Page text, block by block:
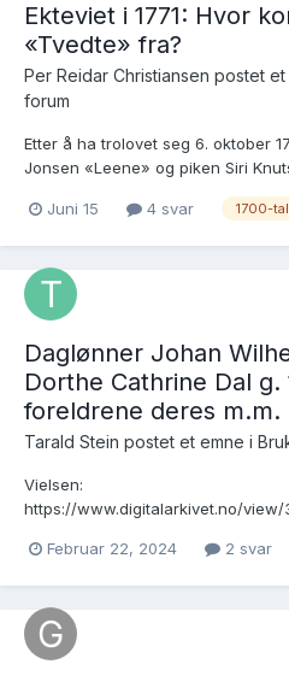
Ekteviet i 1771: Hvor
«Tvedte» fra?
Per Reidar Christiansen postet et
forum
Etter å ha trolovet seg 6. oktober
Jonsen «Leene» og piken Siri
Hånes (i Randesund) og Lars
Juni 15 4 svar 1700-
Daglønner Johan
Dorthe Cathrine Dal g.
foreldrene deres m.m.
Tarald Stein postet et emne i
Vielsen:
https://www.digitalarkivet.no/view/
Ministerialbok nr. A 7, 1719-1781,
barn: 1735 Hieronimus http://d...
Februar 22, 2024 2 svar